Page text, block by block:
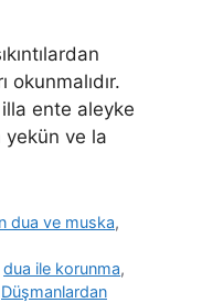
ente aleyke
yekün ve la
dua ve muska,
dua ile korunma,
Düşmanlardan